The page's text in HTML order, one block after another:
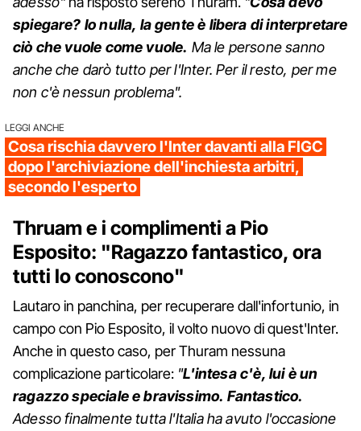
spiegare? Io nulla, la gente è libera di interpretare
ciò che vuole come vuole. Ma le persone sanno
anche che darò tutto per l'Inter. Per il resto, per me
non c'è nessun problema".
LEGGI ANCHE
Cosa rischia davvero l'Inter davanti alla FIGC
dopo l'archiviazione dell'inchiesta arbitri,
secondo l'esperto
Thruam e i complimenti a Pio
Esposito: "Ragazzo fantastico, ora
tutti lo conoscono"
Lautaro in panchina, per recuperare dall'infortunio, in
campo con Pio Esposito, il volto nuovo di quest'Inter.
Anche in questo caso, per Thuram nessuna
complicazione particolare: "L'intesa c'è, lui è un
ragazzo speciale e bravissimo. Fantastico.
Adesso finalmente tutta l'Italia ha avuto l'occasione